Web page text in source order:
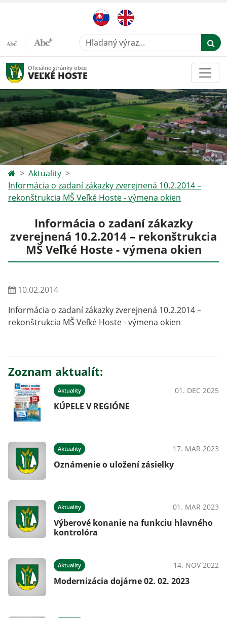
Hľadaný výraz...
Oficiálne stránky obce
VEĽKÉ HOSTE
Aktuality
Informácia o zadaní zákazky zverejnená 10.2.2014 –
rekonštrukcia MŠ Veľké Hoste - výmena okien
Informácia o zadaní zákazky
zverejnená 10.2.2014 – rekonštrukcia
MŠ Veľké Hoste - výmena okien
10.02.2014
Informácia o zadaní zákazky zverejnená 10.2.2014 –
rekonštrukcia MŠ Veľké Hoste - výmena okien
Zoznam aktualít:
Aktuality 01. DEC 2025
KÚPELE V REGIÓNE
Aktuality 17. MAR 2023
Oznámenie o uložení zásielky
Aktuality 01. MAR 2023
Výberové konanie na funkciu hlavného
kontrolóra
Aktuality 14. NOV 2022
Modernizácia dojárne 02. 02. 2023